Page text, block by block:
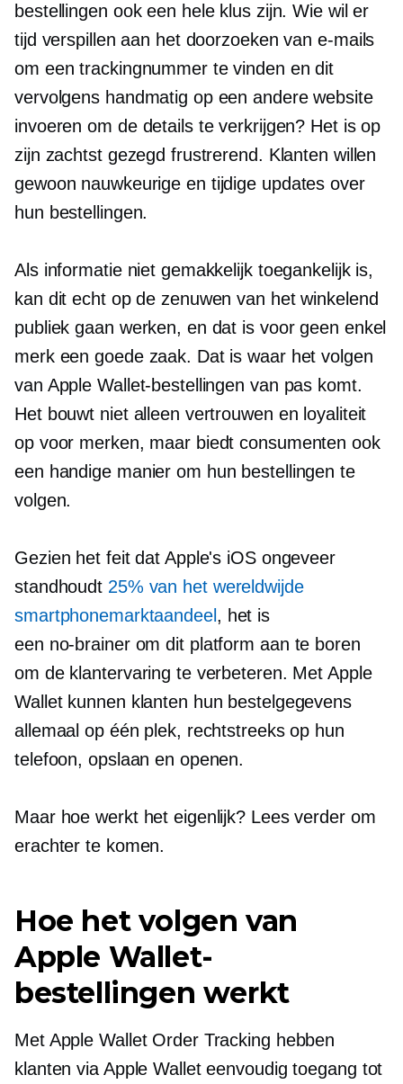
bestellingen ook een hele klus zijn. Wie wil er
tijd verspillen aan het doorzoeken van e-mails
om een ​​trackingnummer te vinden en dit
vervolgens handmatig op een andere website
invoeren om de details te verkrijgen? Het is op
zijn zachtst gezegd frustrerend. Klanten willen
gewoon nauwkeurige en tijdige updates over
hun bestellingen.
Als informatie niet gemakkelijk toegankelijk is,
kan dit echt op de zenuwen van het winkelend
publiek gaan werken, en dat is voor geen enkel
merk een goede zaak. Dat is waar het volgen
van Apple Wallet-bestellingen van pas komt.
Het bouwt niet alleen vertrouwen en loyaliteit
op voor merken, maar biedt consumenten ook
een handige manier om hun bestellingen te
volgen.
Gezien het feit dat Apple's iOS ongeveer
standhoudt 25% van het wereldwijde
smartphonemarktaandeel , het is
een no-brainerom dit platform aan te boren
om de klantervaring te verbeteren. Met Apple
Wallet kunnen klanten hun bestelgegevens
allemaal op één plek, rechtstreeks op hun
telefoon, opslaan en openen.
Maar hoe werkt het eigenlijk? Lees verder om
erachter te komen.
Hoe het volgen van
Apple Wallet-
bestellingen werkt
Met Apple Wallet Order Tracking hebben
klanten via Apple Wallet eenvoudig toegang tot